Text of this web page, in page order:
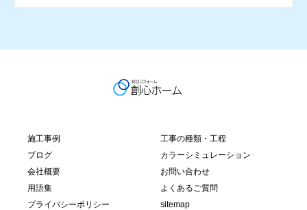
施工事例
工事の種類・工程
ブログ
カラーシミュレーション
会社概要
お問い合わせ
用語集
よくあるご質問
プライバシーポリシー
sitemap